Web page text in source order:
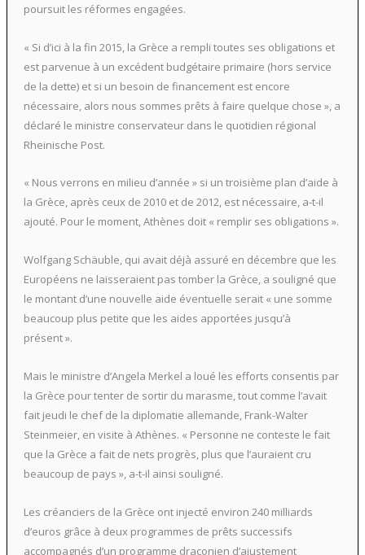
poursuit les réformes engagées.
« Si d’ici à la fin 2015, la Grèce a rempli toutes ses obligations et
est parvenue à un excédent budgétaire primaire (hors service
de la dette) et si un besoin de financement est encore
nécessaire, alors nous sommes prêts à faire quelque chose », a
déclaré le ministre conservateur dans le quotidien régional
Rheinische Post.
« Nous verrons en milieu d’année » si un troisième plan d’aide à
la Grèce, après ceux de 2010 et de 2012, est nécessaire, a-t-il
ajouté. Pour le moment, Athènes doit « remplir ses obligations ».
Wolfgang Schäuble, qui avait déjà assuré en décembre que les
Européens ne laisseraient pas tomber la Grèce, a souligné que
le montant d’une nouvelle aide éventuelle serait « une somme
beaucoup plus petite que les aides apportées jusqu’à
présent ».
Mais le ministre d’Angela Merkel a loué les efforts consentis par
la Grèce pour tenter de sortir du marasme, tout comme l’avait
fait jeudi le chef de la diplomatie allemande, Frank-Walter
Steinmeier, en visite à Athènes. « Personne ne conteste le fait
que la Grèce a fait de nets progrès, plus que l’auraient cru
beaucoup de pays », a-t-il ainsi souligné.
Les créanciers de la Grèce ont injecté environ 240 milliards
d’euros grâce à deux programmes de prêts successifs
accompagnés d’un programme draconien d’ajustement